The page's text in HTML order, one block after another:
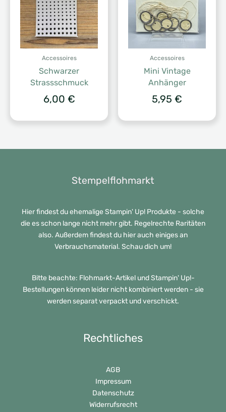
Accessoires
Schwarzer
Strassschmuck
6,00 €
Accessoires
Mini Vintage
Anhänger
5,95 €
Stempelflohmarkt
Hier findest du ehemalige Stampin' Up! Produkte - solche
die es schon lange nicht mehr gibt. Regelrechte Raritäten
also. Außerdem findest du hier auch einiges an
Verbrauchsmaterial. Schau dich um!
Bitte beachte: Flohmarkt-Artikel und Stampin' Up!-
Bestellungen können leider nicht kombiniert werden - sie
werden separat verpackt und verschickt.
Rechtliches
AGB
Impressum
Datenschutz
Widerrufsrecht